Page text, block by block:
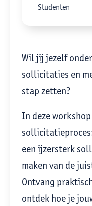
Studenten
Wil jij jezelf
sollicitaties en
stap zetten?
In deze
een ijzersterk
maken van de
Ontvang
ontdek hoe je